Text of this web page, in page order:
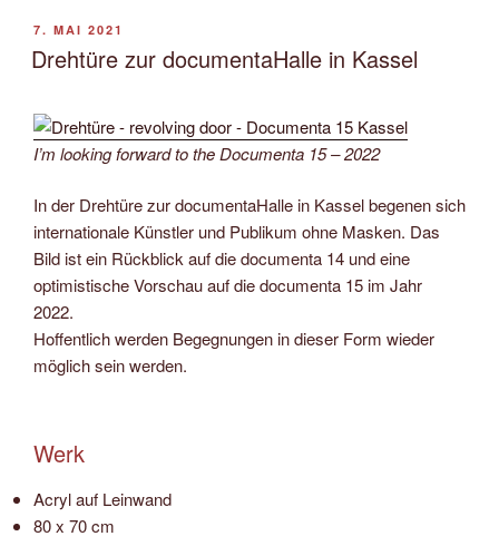
VERÖFFENTLICHT
AM
7. MAI 2021
Drehtüre zur documentaHalle in Kassel
I’m looking forward to the Documenta 15 – 2022
In der Drehtüre zur documentaHalle in Kassel begenen sich
internationale Künstler und Publikum ohne Masken. Das
Bild ist ein Rückblick auf die documenta 14 und eine
optimistische Vorschau auf die documenta 15 im Jahr
2022.
Hoffentlich werden Begegnungen in dieser Form wieder
möglich sein werden.
Werk
Acryl auf Leinwand
80 x 70 cm